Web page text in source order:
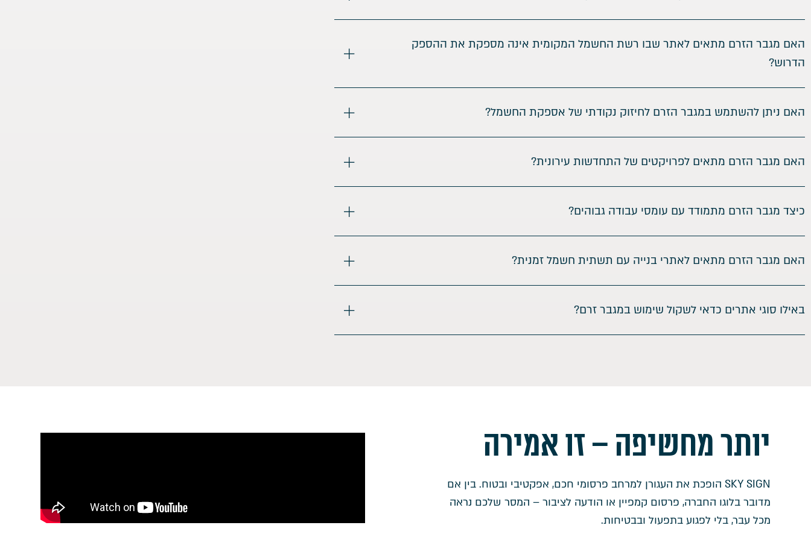
האם מגבר הזרם מתאים לאתר שבו רשת החשמל המקומית אינה מספקת את ההספק
הדרוש?
האם ניתן להשתמש במגבר הזרם לחיזוק נקודתי של אספקת החשמל?
האם מגבר הזרם מתאים לפרויקטים של התחדשות עירונית?
כיצד מגבר הזרם מתמודד עם עומסי עבודה גבוהים?
האם מגבר הזרם מתאים לאתרי בנייה עם תשתית חשמל זמנית?
באילו סוגי אתרים כדאי לשקול שימוש במגבר זרם?
יותר מחשיפה – זו אמירה
SKY SIGN הופכת את העגורן למרחב פרסומי חכם, אפקטיבי ובטוח. בין אם
מדובר בלוגו החברה, פרסום קמפיין או הודעה לציבור – המסר שלכם נראה
מכל עבר, בלי לפגוע בתפעול ובבטיחות.